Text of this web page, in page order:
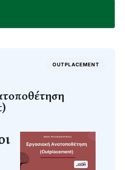
OUTPLACEMENT